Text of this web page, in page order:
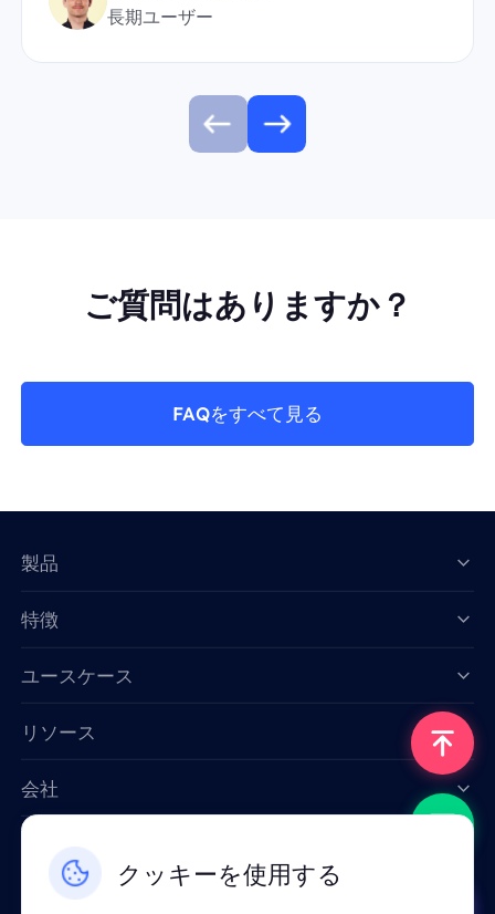
長期ユーザー
ご質問はありますか？
FAQをすべて見る
クッキーを使用する
製品
特徴
ユースケース
リソース
会社
Email: support@smartproxy.org